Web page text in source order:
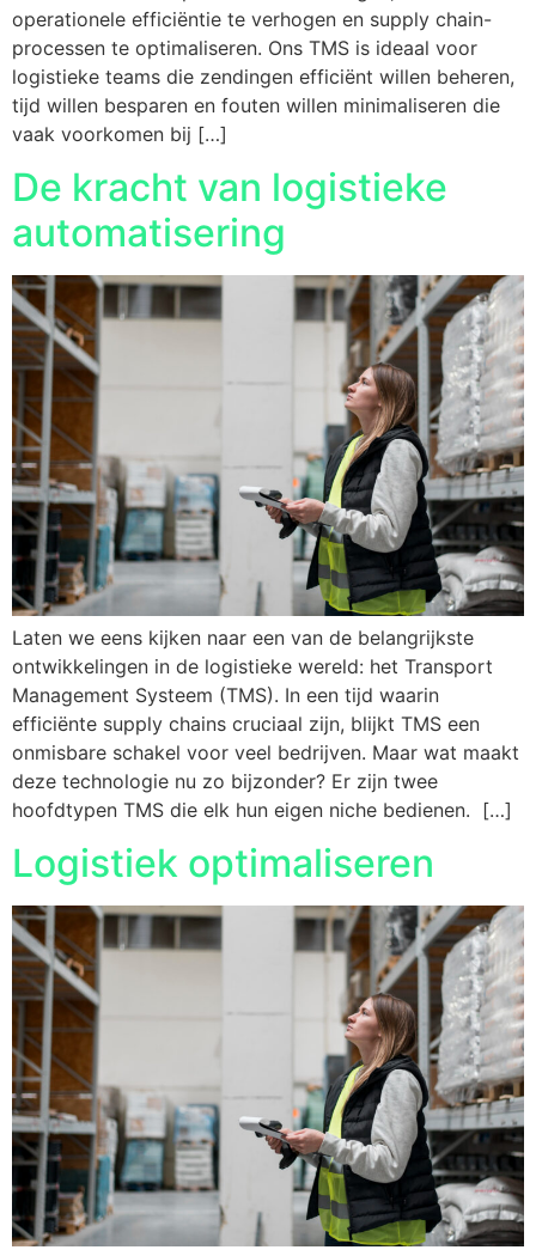
operationele efficiëntie te verhogen en supply chain-
processen te optimaliseren. Ons TMS is ideaal voor
logistieke teams die zendingen efficiënt willen beheren,
tijd willen besparen en fouten willen minimaliseren die
vaak voorkomen bij […]
De kracht van logistieke
automatisering
Laten we eens kijken naar een van de belangrijkste
ontwikkelingen in de logistieke wereld: het Transport
Management Systeem (TMS). In een tijd waarin
efficiënte supply chains cruciaal zijn, blijkt TMS een
onmisbare schakel voor veel bedrijven. Maar wat maakt
deze technologie nu zo bijzonder? Er zijn twee
hoofdtypen TMS die elk hun eigen niche bedienen. […]
Logistiek optimaliseren